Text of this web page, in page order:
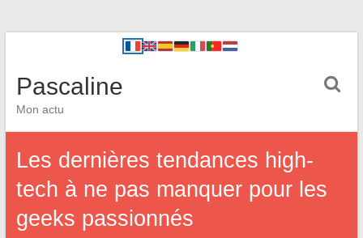
Pascaline
Mon actu
Les dernières tendances high-
tech à ne pas manquer pour les
geeks passionnés